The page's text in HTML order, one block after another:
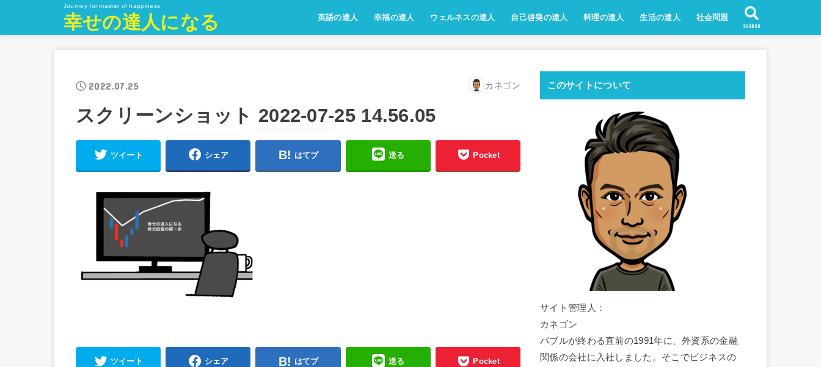
Journey for master of happiness
幸せの達人になる 英語の達人 幸福の達人 ウェルネスの達人 自己啓発の達人 料理の達人 生活の達人 社会問題
SEARCH
2022.07.25 カネゴン
スクリーンショット 2022-07-25 14.56.05
ツイート シェア はてブ 送る Pocket
ツイート シェア はてブ 送る Pocket
このサイトについて
サイト管理人：
カネゴン
バブルが終わる直前の1991年に、外資系の金融
関係の会社に入社しました。そこでビジネスの